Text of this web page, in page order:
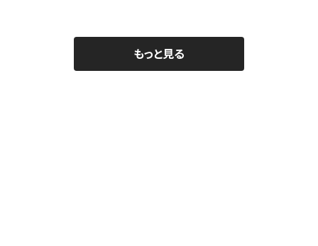
もっと見る